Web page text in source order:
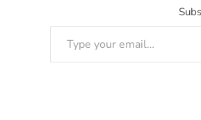
Type your email…